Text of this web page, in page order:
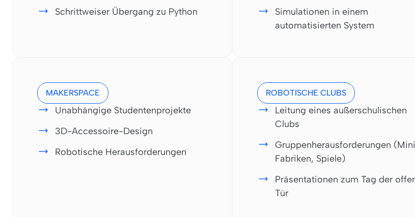
Schrittweiser Übergang zu Python
Simulationen in einem
automatisierten System
MAKERSPACE
Unabhängige Studentenprojekte
3D-Accessoire-Design
Robotische Herausforderungen
ROBOTISCHE CLUBS
Leitung eines außerschulischen
Clubs
Gruppenherausforderungen
Fabriken, Spiele)
Präsentationen zum Tag der
Tür